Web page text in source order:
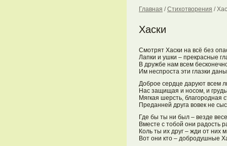
Главная /Стихотворения /
Хаски
Смотрят Хаски на всё без
Лапки и ушки – прекрасные
В дружбе нам всем
Им неспроста эти глазки
Доброе сердце даруют всем
Нас защищая и носом, и
Мягкая шерсть, благородная
Преданней друга вовек не
Где бы ты ни был – везде
Вместе с тобой они радость
Коль ты их друг – жди от них
Вот они кто – добродушные